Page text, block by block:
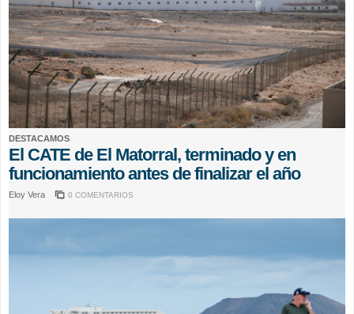
DESTACAMOS
El CATE de El Matorral, terminado y en
funcionamiento antes de finalizar el año
Eloy Vera 0 COMENTARIOS